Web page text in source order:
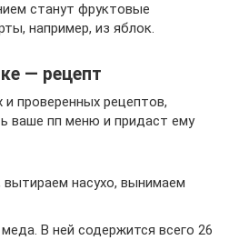
станут фруктовые
например, из яблок.
— рецепт
проверенных рецептов,
ваше пп меню и придаст ему
насухо, вынимаем
В ней содержится всего 26